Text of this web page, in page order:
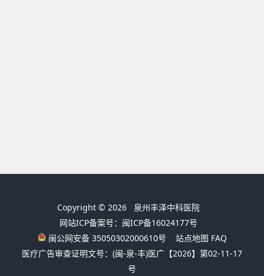
Copyright © 2026 泉州丰泽中科医院
网站ICP备案号：闽ICP备16024177号
闽公网安备 35050302000610号
站点地图 FAQ
医疗广告审查证明文号：(闽-泉-丰)医广【2026】第02-11-17
号